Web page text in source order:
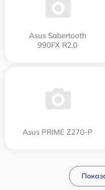
Asus Sabertooth
990FX R2.0
Asus PRIME Z270-P